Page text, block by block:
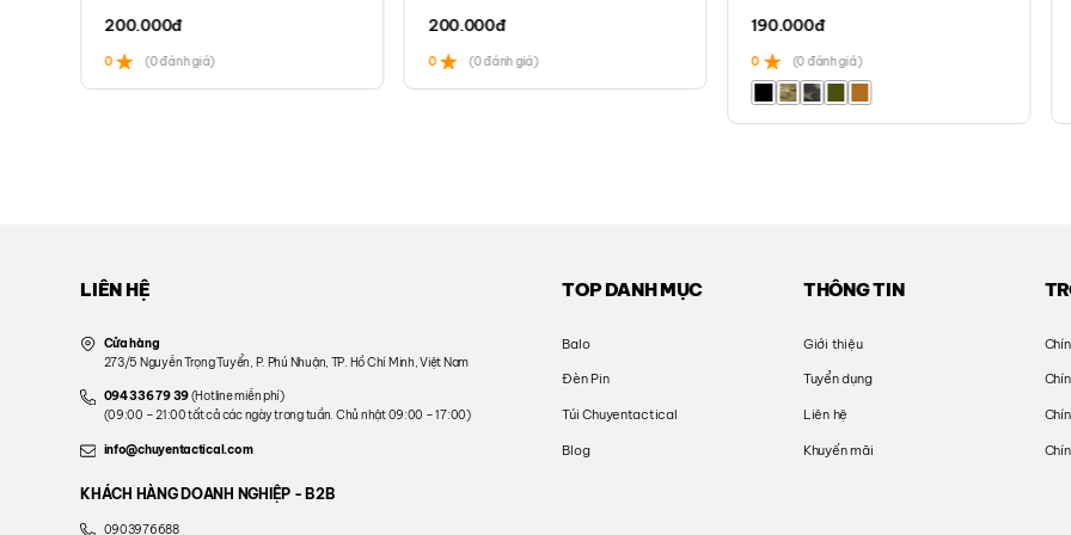
200.000đ
0 (0 đánh giá)
200.000đ
0 (0 đánh giá)
190.000đ
0 (0 đánh giá)
LIÊN HỆ
Cửa hàng
273/5 Nguyễn Trọng Tuyển, P. Phú Nhuận, TP. Hồ Chí Minh, Việt Nam
094 336 79 39(Hotline miễn phí)
(09:00 – 21:00 tất cả các ngày trong tuần. Chủ nhật 09:00 – 17:00)
info@chuyentactical.com
KHÁCH HÀNG DOANH NGHIỆP - B2B
0903976688
TOP DANH MỤC
Balo
Đèn Pin
Túi Chuyentactical
Blog
THÔNG TIN
Giới thiệu
Tuyển dụng
Liên hệ
Khuyến mãi